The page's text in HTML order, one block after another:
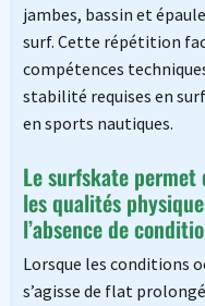
jambes, bassin et
surf. Cette répétition
compétences
stabilité requises en
en sports nautiques.
Le surfskate
les qualités
l’absence de
Lorsque les conditions
s’agisse de flat